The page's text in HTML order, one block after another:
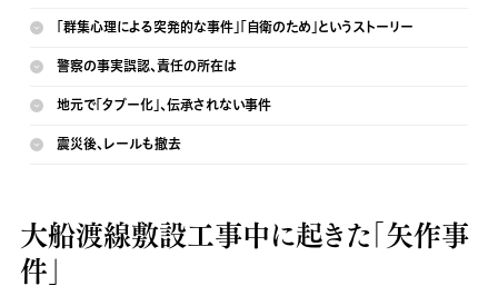
「群集心理による突発的な事件」「自衛のため」というストーリー
警察の事実誤認、責任の所在は
地元で「タブー化」、伝承されない事件
震災後、レールも撤去
大船渡線敷設工事中に起きた「矢作事
件」